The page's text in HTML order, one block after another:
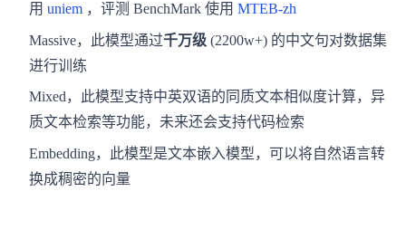
用 uniem ，评测 BenchMark 使用 MTEB-zh
Massive，此模型通过千万级 (2200w+) 的中文句对数据集
进行训练
Mixed，此模型支持中英双语的同质文本相似度计算，异
质文本检索等功能，未来还会支持代码检索
Embedding，此模型是文本嵌入模型，可以将自然语言转
换成稠密的向量